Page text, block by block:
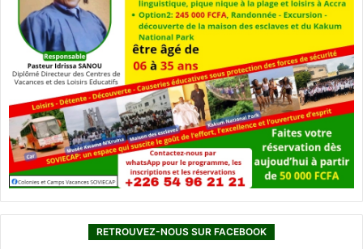
RETROUVEZ-NOUS SUR FACEBOOK